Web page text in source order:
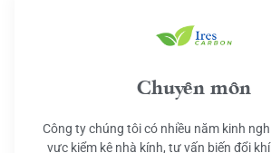
Chuyên môn
Công ty chúng tôi có nhiều năm kinh
vực kiểm kê nhà kính, tư vấn biến đổi